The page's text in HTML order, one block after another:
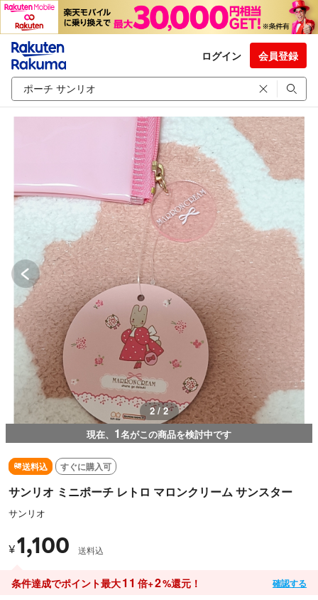
ログイン 会員登録
2 / 2
現在、 1名がこの商品を検討中です
送料込 すぐに購入可
サンリオ ミニポーチ レトロ マロンクリーム サンスター
サンリオ
¥1,100 送料込
条件達成でポイント最大11 倍+2%還元！ 確認する